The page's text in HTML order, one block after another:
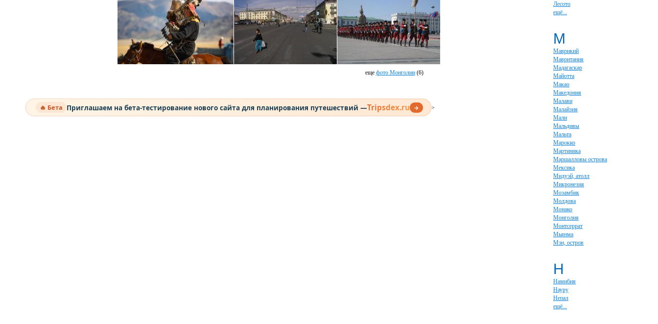
еще фото Монголии(6)
🔥 Бета Приглашаем на бета-тестирование нового сайта для планирования путешествий —Tripsdex.ru → >
Лесото
ещё...
М
Маврикий
Мавритания
Мадагаскар
Майотта
Макао
Македония
Малави
Малайзия
Мали
Мальдивы
Мальта
Марокко
Мартиника
Маршалловы острова
Мексика
Мидуэй, атолл
Микронезия
Мозамбик
Молдова
Монако
Монголия
Монтсеррат
Мьянма
Мэн, остров
Н
Намибия
Науру
Непал
ещё...